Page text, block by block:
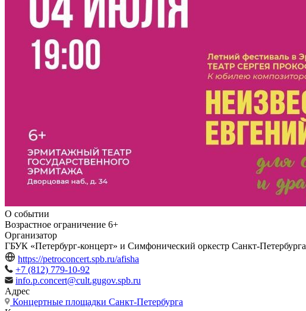
О событии
Возрастное ограничение 6+
Организатор
ГБУК «Петербург-концерт» и Симфонический оркестр Санкт‑Петербурга
https://petroconcert.spb.ru/afisha
+7 (812) 779-10-92
info.p.concert@cult.gugov.spb.ru
Адрес
Концертные площадки Санкт-Петербурга